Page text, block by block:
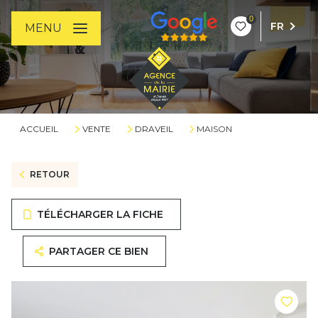
0
FR
MENU
ACCUEIL VENTE DRAVEIL MAISON
RETOUR
TÉLÉCHARGER LA FICHE
PARTAGER CE BIEN